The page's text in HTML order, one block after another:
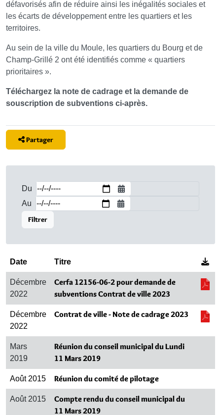
défavorisés afin de réduire ainsi les inégalités sociales et
les écarts de développement entre les quartiers et les
territoires.
Au sein de la ville du Moule, les quartiers du Bourg et de
Champ-Grillé 2 ont été identifiés comme « quartiers
prioritaires ».
Téléchargez la note de cadrage et la demande de
souscription de subventions ci-après.
Partager
Du
Au
Filtrer
Date Titre
Décembre
2022
Cerfa 12156-06-2 pour demande de
subventions Contrat de ville 2023
Décembre
2022
Contrat de ville - Note de cadrage 2023
Mars
2019
Réunion du conseil municipal du Lundi
11 Mars 2019
Août 2015 Réunion du comité de pilotage
Août 2015
Compte rendu du conseil municipal du
11 Mars 2019